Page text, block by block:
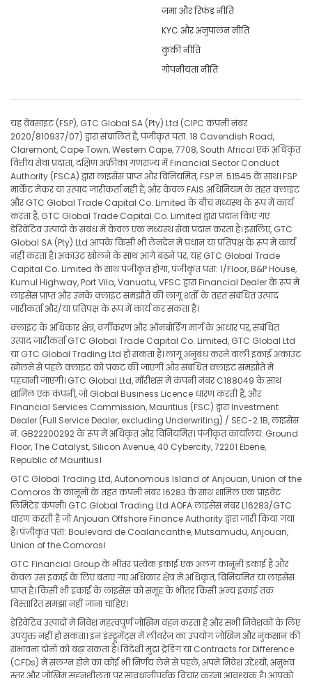
जमा और रिफंड नीति
KYC और अनुपालन नीति
कुकी नीति
गोपनीयता नीति
यह वेबसाइट (FSP), GTC Global SA (Pty) Ltd (CIPC कंपनी नंबर
2020/810937/07) द्वारा संचालित है, पंजीकृत पता: 18 Cavendish Road,
Claremont, Cape Town, Western Cape, 7708, South Africa। एक अधिकृत
वित्तीय सेवा प्रदाता, दक्षिण अफ्रीका गणराज्य में Financial Sector Conduct
Authority (FSCA) द्वारा लाइसेंस प्राप्त और विनियमित, FSP नं. 51545 के साथ। FSP
मार्केट मेकर या उत्पाद जारीकर्ता नहीं है, और केवल FAIS अधिनियम के तहत क्लाइंट
और GTC Global Trade Capital Co. Limited के बीच मध्यस्थ के रूप में कार्य
करता है, GTC Global Trade Capital Co. Limited द्वारा प्रदान किए गए
डेरिवेटिव उत्पादों के संबंध में केवल एक मध्यस्थ सेवा प्रदान करता है। इसलिए, GTC
Global SA (Pty) Ltd आपके किसी भी लेनदेन में प्रधान या प्रतिपक्ष के रूप में कार्य
नहीं करता है। अकाउंट खोलने के साथ आगे बढ़ने पर, यह GTC Global Trade
Capital Co. Limited के साथ पंजीकृत होगा, पंजीकृत पता: 1/Floor, B&P House,
Kumul Highway, Port Vila, Vanuatu, VFSC द्वारा Financial Dealer के रूप में
लाइसेंस प्राप्त और उनके क्लाइंट समझौते की लागू शर्तों के तहत संबंधित उत्पाद
जारीकर्ता और/या प्रतिपक्ष के रूप में कार्य कर सकता है।
क्लाइंट के अधिकार क्षेत्र, वर्गीकरण और ऑनबोर्डिंग मार्ग के आधार पर, संबंधित
उत्पाद जारीकर्ता GTC Global Trade Capital Co. Limited, GTC Global Ltd
या GTC Global Trading Ltd हो सकता है। लागू अनुबंध करने वाली इकाई अकाउंट
खोलने से पहले क्लाइंट को प्रकट की जाएगी और संबंधित क्लाइंट समझौते में
पहचानी जाएगी। GTC Global Ltd, मॉरीशस में कंपनी नंबर C188049 के साथ
शामिल एक कंपनी, जो Global Business Licence धारण करती है, और
Financial Services Commission, Mauritius (FSC) द्वारा Investment
Dealer (Full Service Dealer, excluding Underwriting) / SEC-2.1B, लाइसेंस
नं. GB22200292 के रूप में अधिकृत और विनियमित। पंजीकृत कार्यालय: Ground
Floor, The Catalyst, Silicon Avenue, 40 Cybercity, 72201 Ebene,
Republic of Mauritius।
GTC Global Trading Ltd, Autonomous Island of Anjouan, Union of the
Comoros के कानूनों के तहत कंपनी नंबर 16283 के साथ शामिल एक प्राइवेट
लिमिटेड कंपनी। GTC Global Trading Ltd AOFA लाइसेंस नंबर L16283/GTC
धारण करती है जो Anjouan Offshore Finance Authority द्वारा जारी किया गया
है। पंजीकृत पता: Boulevard de Coalancanthe, Mutsamudu, Anjouan,
Union of the Comoros।
GTC Financial Group के भीतर प्रत्येक इकाई एक अलग कानूनी इकाई है और
केवल उस इकाई के लिए बताए गए अधिकार क्षेत्र में अधिकृत, विनियमित या लाइसेंस
प्राप्त है। किसी भी इकाई के लाइसेंस को समूह के भीतर किसी अन्य इकाई तक
विस्तारित समझा नहीं जाना चाहिए।
डेरिवेटिव उत्पादों में निवेश महत्वपूर्ण जोखिम वहन करता है और सभी निवेशकों के लिए
उपयुक्त नहीं हो सकता। इन इंस्ट्रूमेंट्स में लीवरेज का उपयोग जोखिम और नुकसान की
संभावना दोनों को बढ़ा सकता है। विदेशी मुद्रा ट्रेडिंग या Contracts for Difference
(CFDs) में संलग्न होने का कोई भी निर्णय लेने से पहले, अपने निवेश उद्देश्यों, अनुभव
स्तर और जोखिम सहनशीलता पर सावधानीपूर्वक विचार करना आवश्यक है। आपको